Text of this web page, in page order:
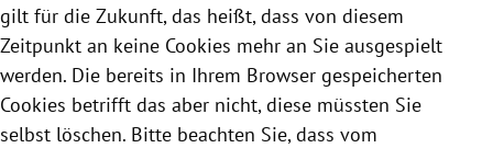
gilt für die Zukunft, das heißt, dass von diesem
Zeitpunkt an keine Cookies mehr an Sie ausgespielt
werden. Die bereits in Ihrem Browser gespeicherten
Cookies betrifft das aber nicht, diese müssten Sie
selbst löschen. Bitte beachten Sie, dass vom